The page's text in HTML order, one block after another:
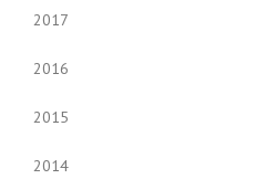
2017
2016
2015
2014